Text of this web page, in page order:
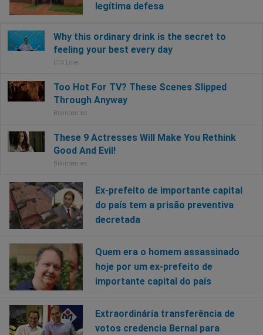
legítima defesa
Ex-prefeito de importante capital
do país tem a prisão preventiva
decretada
Quem era o homem assassinado
hoje por um ex-prefeito de
importante capital do país
Extraordinária transferência de
votos credencia Bernal para